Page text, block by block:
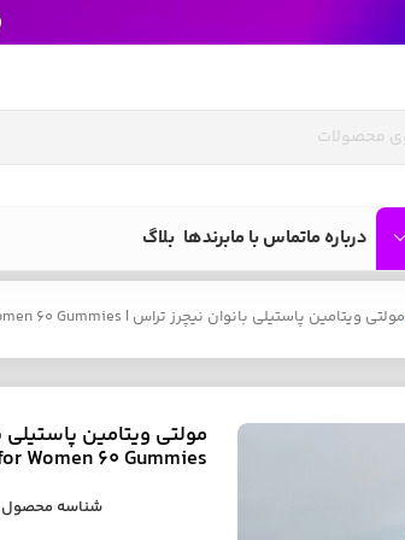
درباره ماتماس با مابرندها بلاگ
مولتی ویتامین پاستیلی بانوان نیچرز تراس | PINK Multivitamin for Women 60 Gummies
Women 60 Gummies
شناسه